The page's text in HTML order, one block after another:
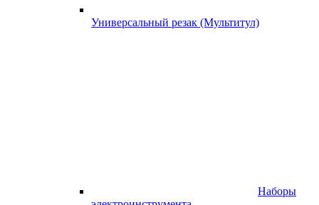
Универсальный резак (Мультитул)
Наборы